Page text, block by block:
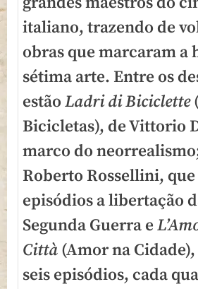
italiano, trazendo de
obras que marcaram a
sétima arte. Entre os
estãoLadri di Biciclette
Bicicletas), de Vittorio
marco do
Roberto Rossellini,
episódios a libertação
Segunda Guerra e
Città (Amor na
seis episódios, cada